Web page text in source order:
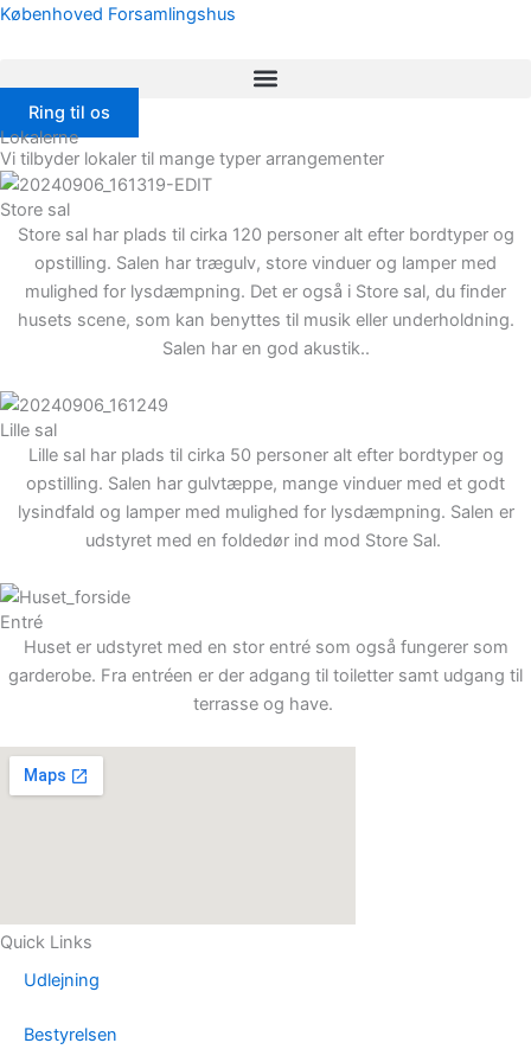
Gå
Københoved Forsamlingshus
Ring til os
Lokalerne
Vi tilbyder lokaler til mange typer arrangementer​
Store sal
Store sal har plads til cirka 120 personer alt efter bordtyper og
opstilling. Salen har trægulv, store vinduer og lamper med
mulighed for lysdæmpning. Det er også i Store sal, du finder
husets scene, som kan benyttes til musik eller underholdning.
Salen har en god akustik..
Lille sal
Lille sal har plads til cirka 50 personer alt efter bordtyper og
opstilling. Salen har gulvtæppe, mange vinduer med et godt
lysindfald og lamper med mulighed for lysdæmpning. Salen er
udstyret med en foldedør ind mod Store Sal.
Entré
Huset er udstyret med en stor entré som også fungerer som
garderobe. Fra entréen er der adgang til toiletter samt udgang til
terrasse og have.
Quick Links
Udlejning
Bestyrelsen